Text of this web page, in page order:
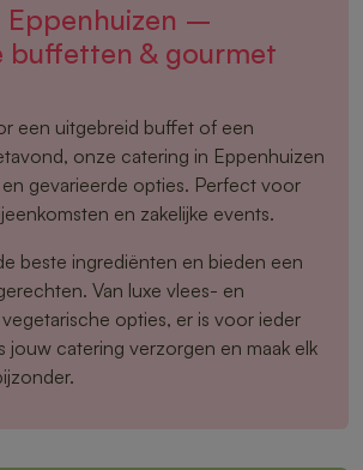
Eppenhuizen –
buffetten & gourmet
een uitgebreid buffet of een
onze catering in Eppenhuizen
gevarieerde opties. Perfect voor
en zakelijke events.
beste ingrediënten en bieden een
Van luxe vlees- en
opties, er is voor ieder
jouw catering verzorgen en maak elk